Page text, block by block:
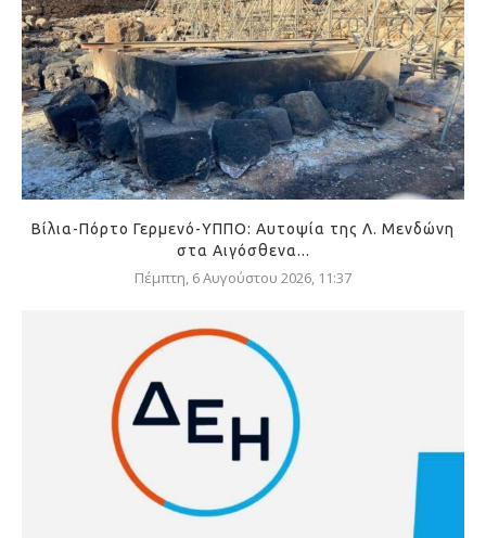
Βίλια-Πόρτο Γερμενό-ΥΠΠΟ: Αυτοψία της Λ. Μενδώνη
στα Αιγόσθενα...
Πέμπτη, 6 Αυγούστου 2026, 11:37